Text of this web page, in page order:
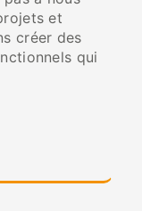
et
créer des
qui